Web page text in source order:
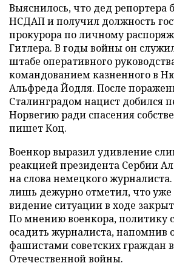
Выяснилось, что дед репортера
НСДАП и получил должность
прокурора по личному
Гитлера. В годы войны он
штабе оперативного
командованием казненного в
Альфреда Йодля. После
Сталинградом нацист добился
Норвегию ради спасения
пишет Коц.
Военкор выразил удивление
реакцией президента Сербии
на слова немецкого
лишь дежурно отметил, что уже
видение ситуации в ходе
По мнению военкора, политику
осадить журналиста, напомнив
фашистами советских граждан
Отечественной войны.